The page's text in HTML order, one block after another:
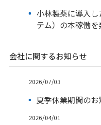
小林製薬に導入
テム）の本稼働
会社に関するお知らせ
2026/07/03
夏季休業期間のお
2026/04/01